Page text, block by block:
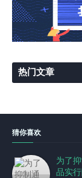
热门文章
猜你喜欢
为了
品实